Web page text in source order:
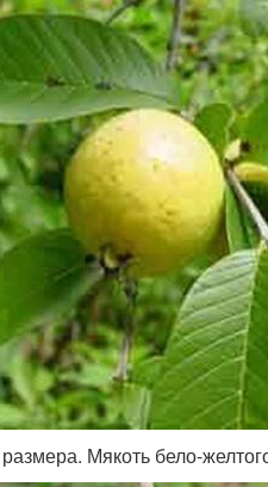
Мякоть бело-